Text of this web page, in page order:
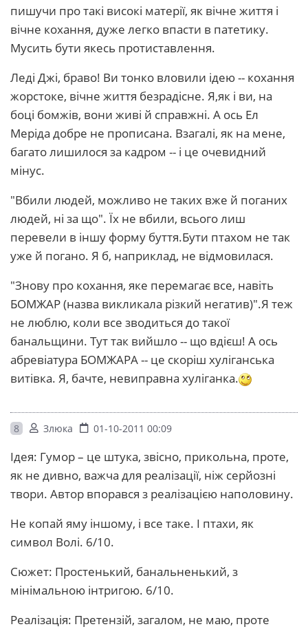
пишучи про такі високі матерії, як вічне життя і
вічне кохання, дуже легко впасти в патетику.
Мусить бути якесь протиставлення.
Леді Джі, браво! Ви тонко вловили ідею -- кохання
жорстоке, вічне життя безрадісне. Я,як і ви, на
боці бомжів, вони живі й справжні. А ось Ел
Меріда добре не прописана. Взагалі, як на мене,
багато лишилося за кадром -- і це очевидний
мінус.
"Вбили людей, можливо не таких вже й поганих
людей, ні за що". Їх не вбили, всього лиш
перевели в іншу форму буття.Бути птахом не так
уже й погано. Я б, наприклад, не відмовилася.
"Знову про кохання, яке перемагає все, навіть
БОМЖАР (назва викликала різкий негатив)".Я теж
не люблю, коли все зводиться до такої
банальщини. Тут так вийшло -- що вдієш! А ось
абревіатура БОМЖАРА -- це скоріш хуліганська
витівка. Я, бачте, невиправна хуліганка.
8 Злюка 01-10-2011 00:09
Ідея: Гумор – це штука, звісно, прикольна, проте,
як не дивно, важча для реалізації, ніж серйозні
твори. Автор впорався з реалізацією наполовину.
Не копай яму іншому, і все таке. І птахи, як
символ Волі. 6/10.
Сюжет: Простенький, банальненький, з
мінімальною інтригою. 6/10.
Реалізація: Претензій, загалом, не маю, проте